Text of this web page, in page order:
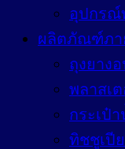
อุปกรณ์
ผลิตภัณฑ์ภา
ถุงยาง
พลาสเ
กระเป๋
ทิชชูเปี